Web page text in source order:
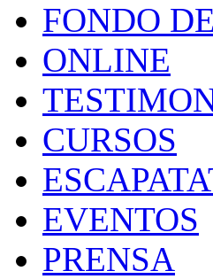
FONDO
ONLINE
CURSOS
EVENTOS
PRENSA